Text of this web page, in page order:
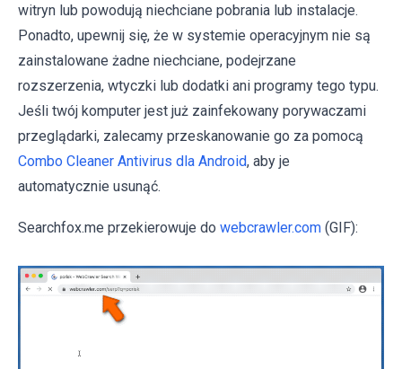
witryn lub powodują niechciane pobrania lub instalacje.
Ponadto, upewnij się, że w systemie operacyjnym nie są
zainstalowane żadne niechciane, podejrzane
rozszerzenia, wtyczki lub dodatki ani programy tego typu.
Jeśli twój komputer jest już zainfekowany porywaczami
przeglądarki, zalecamy przeskanowanie go za pomocą
Combo Cleaner Antivirus dla Android, aby je
automatycznie usunąć.
Searchfox.me przekierowuje do webcrawler.com (GIF):